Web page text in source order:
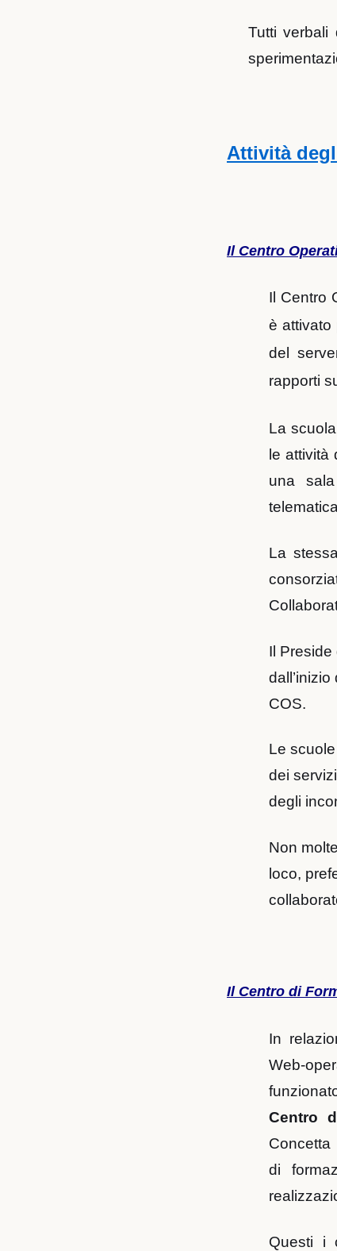
Tutti verbali
Attività
Il Centro
Il Centro
è attivato
del
rapporti
La
le
una
La
Il Preside
COS.
Le
dei
degli
Non
loco,
Il Centro di
In
Web-
Centro
Concetta
di
Questi i